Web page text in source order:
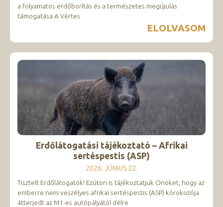
a folyamatos erdőborítás és a természetes megújulás
támogatása A Vértes
ELOLVASOM
Erdőlátogatási tájékoztató – Afrikai
sertéspestis (ASP)
2026. JÚNIUS 22.
Tisztelt Erdőlátogatók! Ezúton is tájékoztatjuk Önöket, hogy az
emberre nem veszélyes afrikai sertéspestis (ASP) kórokozója
átterjedt az M1-es autópályától délre